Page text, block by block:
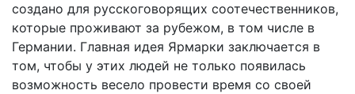
создано для русскоговорящих соотечественников,
которые проживают за рубежом, в том числе в
Германии. Главная идея Ярмарки заключается в
том, чтобы у этих людей не только появилась
возможность весело провести время со своей